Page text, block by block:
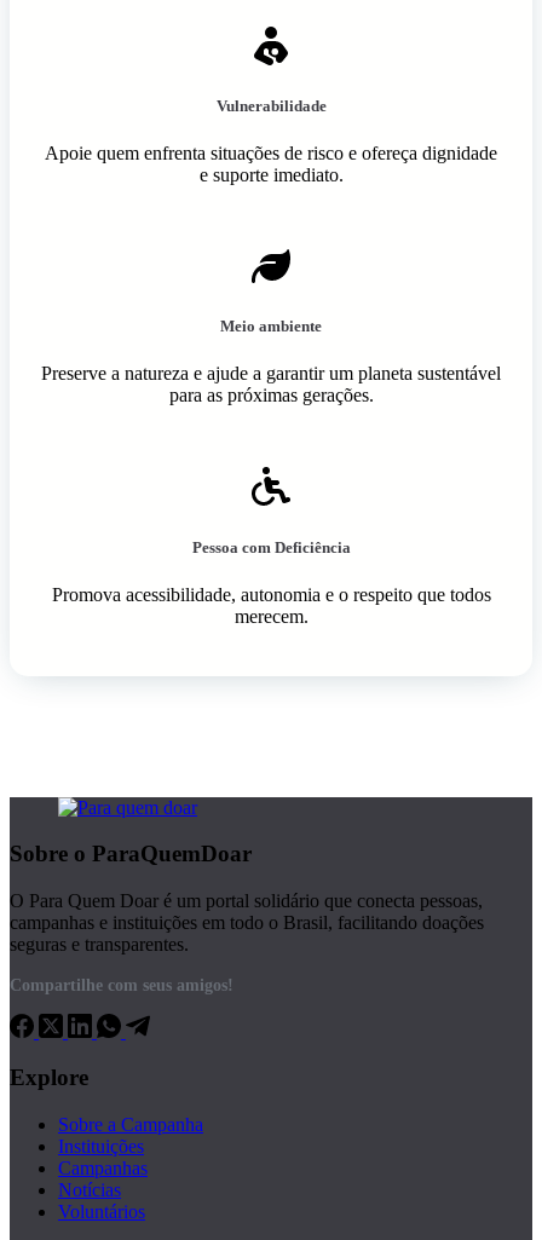
Vulnerabilidade
Apoie quem enfrenta situações de risco e ofereça dignidade
e suporte imediato.
Meio ambiente
Preserve a natureza e ajude a garantir um planeta sustentável
para as próximas gerações.
Pessoa com Deficiência
Promova acessibilidade, autonomia e o respeito que todos
merecem.
Sobre o ParaQuemDoar
O Para Quem Doar é um portal solidário que conecta pessoas,
campanhas e instituições em todo o Brasil, facilitando doações
seguras e transparentes.
Compartilhe com seus amigos!
Explore
Sobre a Campanha
Instituições
Campanhas
Notícias
Voluntários